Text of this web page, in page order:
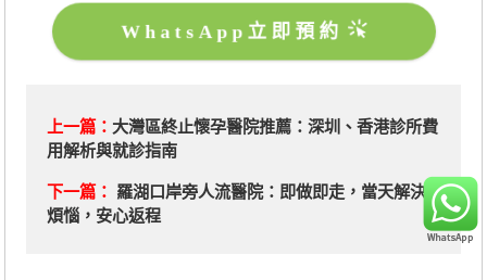
WhatsApp立即預約
上一篇： 大灣區終止懷孕醫院推薦：深圳、香港診所費
用解析與就診指南
下一篇： 羅湖口岸旁人流醫院：即做即走，當天解決
煩惱，安心返程